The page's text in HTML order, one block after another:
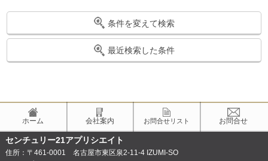
条件を変えて検索
最近検索した条件
ホーム 会社案内 お問合せリスト お問合せ
センチュリー21アプリシエイト
住所：〒461-0001 名古屋市東区泉2-11-4 IZUMI-SO